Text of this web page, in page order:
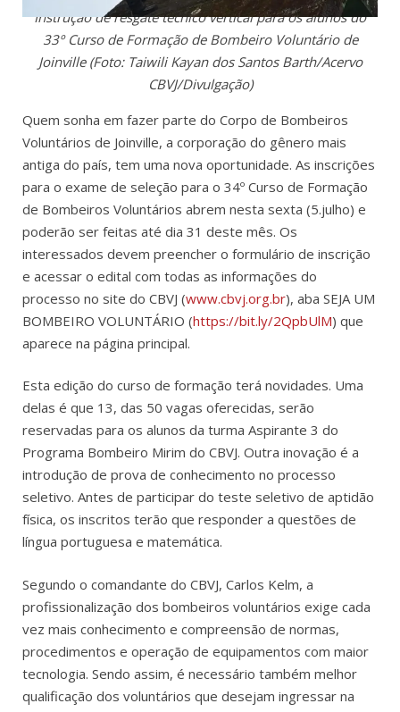
Instrução de resgate técnico vertical para os alunos do
33º Curso de Formação de Bombeiro Voluntário de
Joinville (Foto: Taiwili Kayan dos Santos Barth/Acervo
CBVJ/Divulgação)
Quem sonha em fazer parte do Corpo de Bombeiros
Voluntários de Joinville, a corporação do gênero mais
antiga do país, tem uma nova oportunidade. As inscrições
para o exame de seleção para o 34º Curso de Formação
de Bombeiros Voluntários abrem nesta sexta (5.julho) e
poderão ser feitas até dia 31 deste mês. Os
interessados devem preencher o formulário de inscrição
e acessar o edital com todas as informações do
processo no site do CBVJ (www.cbvj.org.br), aba SEJA UM
BOMBEIRO VOLUNTÁRIO (https://bit.ly/2QpbUlM) que
aparece na página principal.
Esta edição do curso de formação terá novidades. Uma
delas é que 13, das 50 vagas oferecidas, serão
reservadas para os alunos da turma Aspirante 3 do
Programa Bombeiro Mirim do CBVJ. Outra inovação é a
introdução de prova de conhecimento no processo
seletivo. Antes de participar do teste seletivo de aptidão
física, os inscritos terão que responder a questões de
língua portuguesa e matemática.
Segundo o comandante do CBVJ, Carlos Kelm, a
profissionalização dos bombeiros voluntários exige cada
vez mais conhecimento e compreensão de normas,
procedimentos e operação de equipamentos com maior
tecnologia. Sendo assim, é necessário também melhor
qualificação dos voluntários que desejam ingressar na